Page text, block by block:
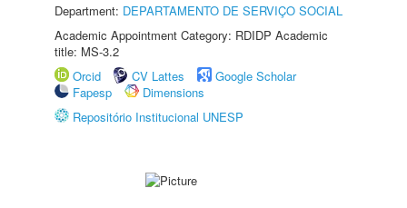
Department: DEPARTAMENTO DE SERVIÇO SOCIAL
Academic Appointment Category: RDIDP Academic
title: MS-3.2
Orcid
CV Lattes
Google Scholar
Fapesp
Dimensions
Repositório Institucional UNESP